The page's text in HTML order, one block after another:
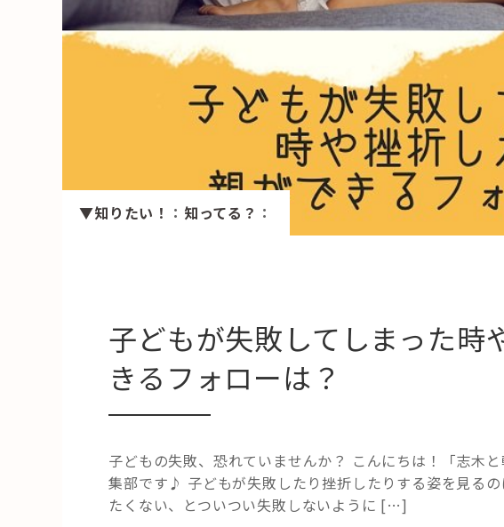
HAREL
活用事例
「モノ」
リノベ事例
「ひと」
▼知りたい！ ： 知ってる？ ：
子どもが失敗してしまった時
きるフォローは？
子どもの失敗、恐れていませんか？ こんにちは！「志木
集部です♪ 子どもが失敗したり挫折したりする姿を見る
たくない、とついつい失敗しないように […]